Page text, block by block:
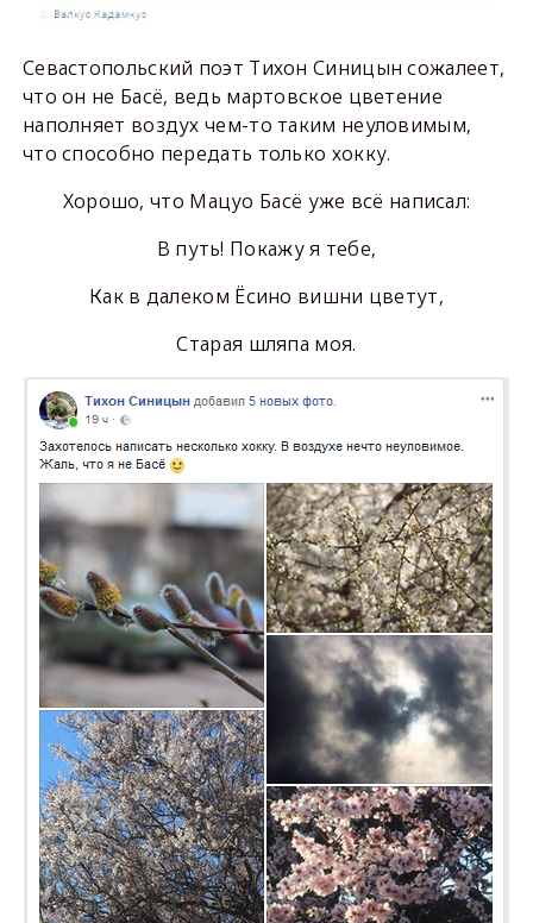
Севастопольский поэт Тихон Синицын сожалеет,
что он не Басё, ведь мартовское цветение
наполняет воздух чем-то таким неуловимым,
что способно передать только хокку.
Хорошо, что Мацуо Басё уже всё написал:
В путь! Покажу я тебе,
Как в далеком Ёсино вишни цветут,
Старая шляпа моя.